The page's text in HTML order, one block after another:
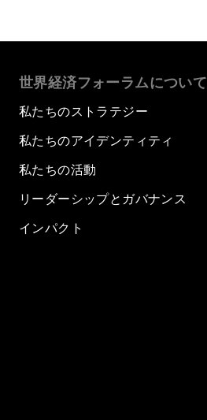
世界経済フォーラムについて
私たちのストラテジー
私たちのアイデンティティ
私たちの活動
リーダーシップとガバナンス
インパクト